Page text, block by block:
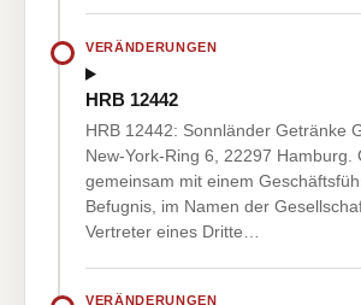
VERÄNDERUNGEN
HRB 12442
HRB 12442: Sonnländer Getränke
New-York-Ring 6, 22297 Hamburg.
gemeinsam mit einem
Befugnis, im Namen der
Vertreter eines Dritte…
VERÄNDERUNGEN